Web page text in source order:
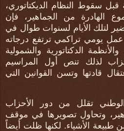
قبل سقوط النظام الديكتاتوري،
الهادرة من الجماهير، فإن
لتلك الأيام لسنوات طوال في
يومي تراكمي ترتفع درجاته
الدكتاتورية والشمولية
لذلك تنص أول المراسيم
قادتها وتسن القوانين التي
تقلل من دور الأحزاب
وتحاول تصويرها في موقف
طبيعة الأشياء. لكنها ظلت أيضاً